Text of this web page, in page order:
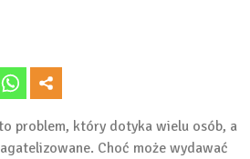
problem, który dotyka wielu osób, a
Choć może wydawać